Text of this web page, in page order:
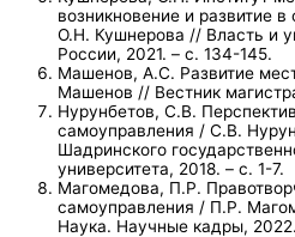
возникновение и развитие
О.Н. Кушнерова // Власть и
России, 2021. – с. 134-145.
Машенов, А.С. Развитие
Машенов // Вестник
Нурунбетов, С.В.
самоуправления / С.В.
Шадринского
университета, 2018. – с. 1-7.
Магомедова, П.Р.
самоуправления / П.Р.
Наука. Научные кадры,